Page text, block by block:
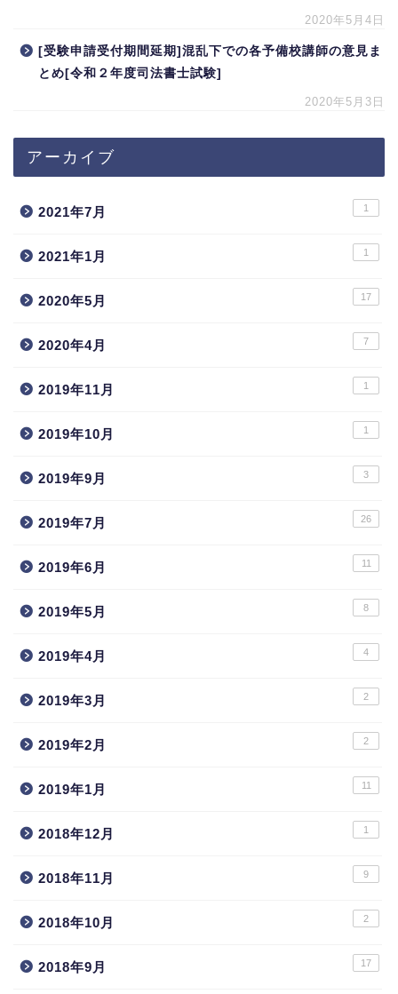
2020年5月4日
[受験申請受付期間延期]混乱下での各予備校講師の意見ま
とめ[令和２年度司法書士試験]
2020年5月3日
アーカイブ
2021年7月 1
2021年1月 1
2020年5月 17
2020年4月 7
2019年11月 1
2019年10月 1
2019年9月 3
2019年7月 26
2019年6月 11
2019年5月 8
2019年4月 4
2019年3月 2
2019年2月 2
2019年1月 11
2018年12月 1
2018年11月 9
2018年10月 2
2018年9月 17